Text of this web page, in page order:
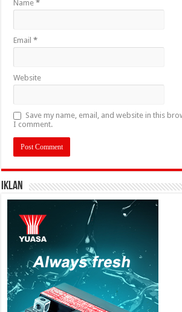
Name*
Email*
Website
Save my name, email, and website in this
I comment.
IKLAN